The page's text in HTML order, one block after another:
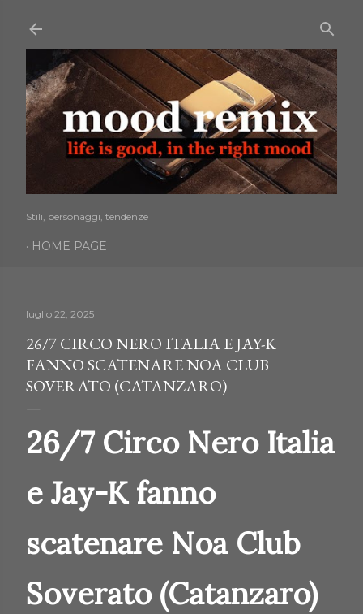
Stili, personaggi, tendenze
HOME PAGE
luglio 22, 2025
26/7 CIRCO NERO ITALIA E JAY-K
FANNO SCATENARE NOA CLUB
SOVERATO (CATANZARO)
26/7 Circo Nero Italia
e Jay-K fanno
scatenare Noa Club
Soverato (Catanzaro)